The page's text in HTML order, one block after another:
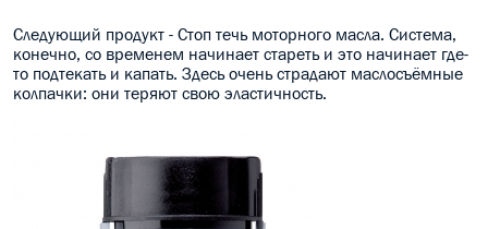
Следующий продукт - Стоп течь моторного масла. Система,
конечно, со временем начинает стареть и это начинает где-
то подтекать и капать. Здесь очень страдают маслосъёмные
колпачки: они теряют свою эластичность.